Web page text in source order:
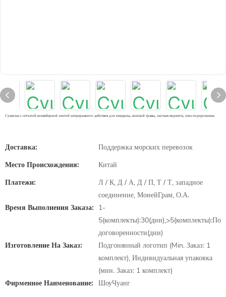
Сушилка с сетчатой ​​конвейерной лентой непрерывного действия для люцерны, конской травы, листьев моринги, сена подорожника
Доставка:
Поддержка морских перевозок
Место Происхождения:
Китай
Платежи:
Л / К, Д / А, Д / П, Т / Т, западное
соединение, МонейГрам, О.А.
Время Выполнения Заказа: 1-
5(комплекты):30(дни),>5(комплекты):По
договоренности(дни)
Изготовление На Заказ:
Подгонянный логотип (Min. Заказ: 1
комплект), Индивидуальная упаковка
(мин. Заказ: 1 комплект)
Фирменное Наименование: ШоуЧуанг